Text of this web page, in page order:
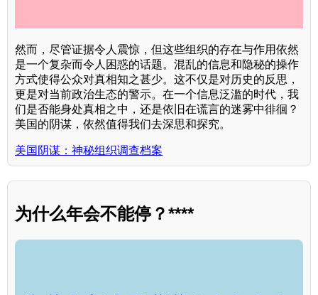
然而，尽管证据令人震惊，但这些组织的存在与作用依然
是一个复杂而令人困惑的话题。混乱的信息和隐秘的操作
方式使得公众对真相知之甚少。这不仅是对历史的反思，
更是对当前政治生态的警示。在一个信息泛滥的时代，我
们是否能身处真相之中，还是依旧在谎言的迷雾中徘徊？
美国的阴谋，依然值得我们去深思和探究。
美国阴谋：神秘组织调查档案
为什么年会不能停？****